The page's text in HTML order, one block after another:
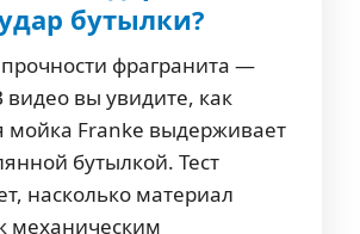
бутылки?
фрагранита —
вы увидите, как
мойка Franke выдерживает
бутылкой. Тест
насколько материал
механическим